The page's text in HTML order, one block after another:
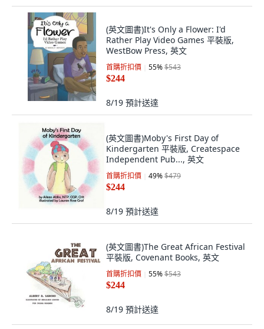
(英文圖書)It's Only a Flower: I'd
Rather Play Video Games 平裝版,
WestBow Press, 英文
首購折扣價 55%$543
$244
8/19 預計送達
(英文圖書)Moby's First Day of
Kindergarten 平裝版, Createspace
Independent Pub..., 英文
首購折扣價 49%$479
$244
8/19 預計送達
(英文圖書)The Great African Festival
平裝版, Covenant Books, 英文
首購折扣價 55%$543
$244
8/19 預計送達